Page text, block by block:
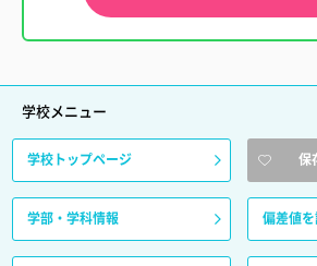
学校メニュー
学校トップページ 保
学部・学科情報 偏差値